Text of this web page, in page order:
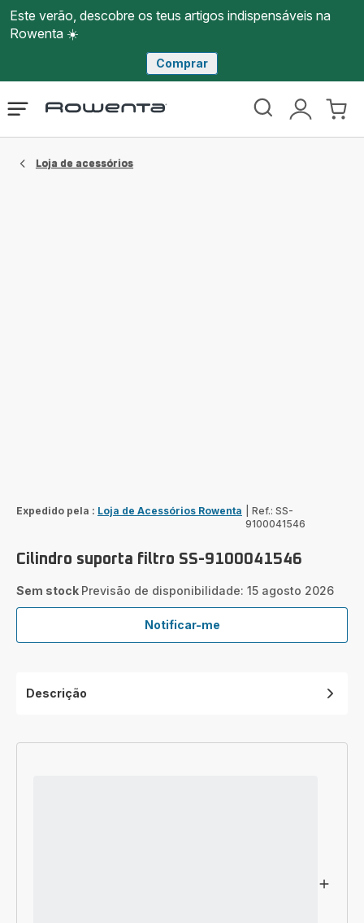
Este verão, descobre os teus artigos indispensáveis na
Rowenta ☀️
Comprar
Página
Rowenta
O
Abrir
Loja de acessórios​
Expedido pela : Loja de Acessórios Rowenta
Ref.: SS-
9100041546
Cilindro suporta filtro SS-9100041546
Sem stock Previsão de disponibilidade: 15 agosto 2026
Notificar-me
Cilindro
suporta
Descrição